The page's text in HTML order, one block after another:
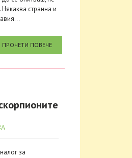
странна и
ПРОЧЕТИ ПОВЕЧЕ
за